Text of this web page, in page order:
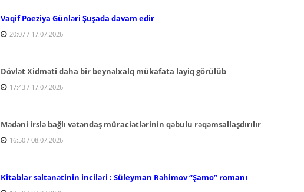
Vaqif Poeziya Günləri Şuşada davam edir
20:07 / 17.07.2026
Dövlət Xidməti daha bir beynəlxalq mükafata layiq görülüb
17:43 / 17.07.2026
Mədəni irslə bağlı vətəndaş müraciətlərinin qəbulu rəqəmsallaşdırılır
16:50 / 08.07.2026
Kitablar səltənətinin inciləri : Süleyman Rəhimov“Şamo” romanı